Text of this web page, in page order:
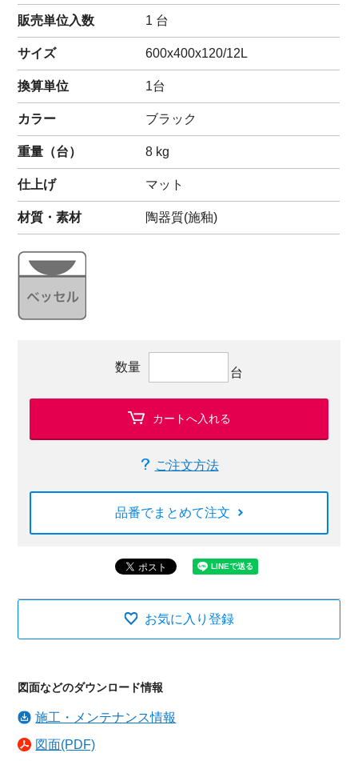
販売単位入数 1 台
サイズ 600x400x120/12L
換算単位 1台
カラー ブラック
重量（台） 8 kg
仕上げ マット
材質・素材 陶器質(施釉)
数量 台
カートへ入れる
ご注文方法
品番でまとめて注文
お気に入り登録
図面などのダウンロード情報
施工・メンテナンス情報
図面(PDF)